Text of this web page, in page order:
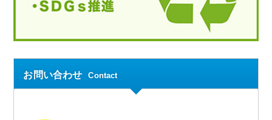
お問い合わせ Contact